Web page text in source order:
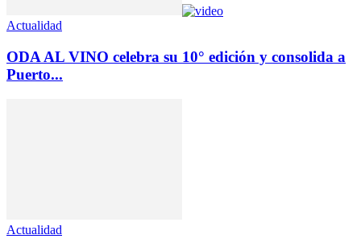
Actualidad
ODA AL VINO celebra su 10° edición y consolida a
Puerto...
Actualidad